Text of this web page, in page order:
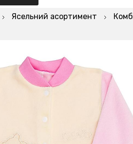
Ясельний асортимент